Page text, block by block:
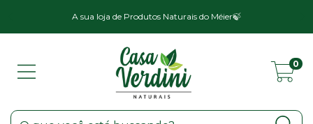
A sua loja de Produtos Naturais do Méier🍃
0